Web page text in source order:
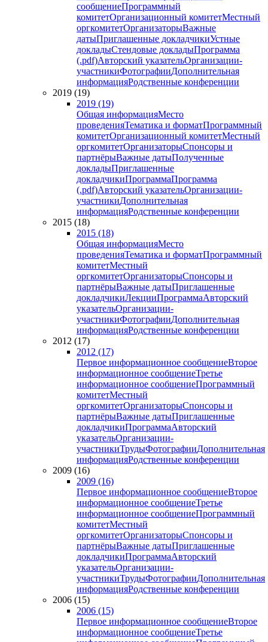
сообщениеПрограммный
комитетОрганизационный комитетМестный
оргкомитетОрганизаторыВажные
датыПриглашенные докладчикиУстные
докладыСтендовые докладыПрограмма
(.pdf)Авторский указательОрганизации-
участникиФотографииДополнительная
информацияРодственные конференции
2019 (19)
2019 (19)
Общая информацияМесто
проведенияТематика и форматПрограммный
комитетОрганизационный комитетМестный
оргкомитетОрганизаторыСпонсоры и
партнёрыВажные датыПолученные
докладыПриглашенные
докладчикиПрограммаПрограмма
(.pdf)Авторский указательОрганизации-
участникиДополнительная
информацияРодственные конференции
2015 (18)
2015 (18)
Общая информацияМесто
проведенияТематика и форматПрограммный
комитетМестный
оргкомитетОрганизаторыСпонсоры и
партнёрыВажные датыПриглашенные
докладчикиЛекцииПрограммаАвторский
указательОрганизации-
участникиФотографииДополнительная
информацияРодственные конференции
2012 (17)
2012 (17)
Первое информационное сообщениеВторое
информационное сообщениеТретье
информационное сообщениеПрограммный
комитетМестный
оргкомитетОрганизаторыСпонсоры и
партнёрыВажные датыПриглашенные
докладчикиПрограммаАвторский
указательОрганизации-
участникиТрудыФотографииДополнительная
информацияРодственные конференции
2009 (16)
2009 (16)
Первое информационное сообщениеВторое
информационное сообщениеТретье
информационное сообщениеПрограммный
комитетМестный
оргкомитетОрганизаторыСпонсоры и
партнёрыВажные датыПриглашенные
докладчикиПрограммаАвторский
указательОрганизации-
участникиТрудыФотографииДополнительная
информацияРодственные конференции
2006 (15)
2006 (15)
Первое информационное сообщениеВторое
информационное сообщениеТретье